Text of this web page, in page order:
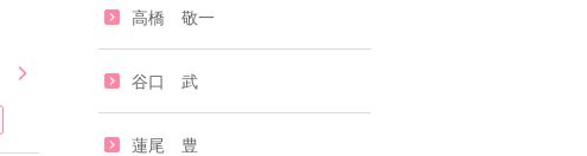
高橋 敬一
谷口 武
蓮尾 豊